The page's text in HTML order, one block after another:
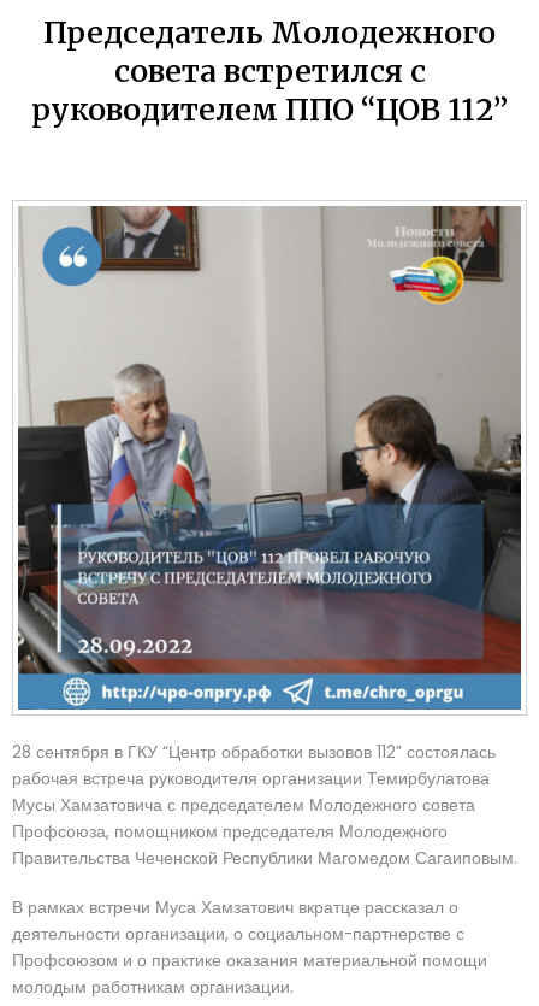
Председатель Молодежного
совета встретился с
руководителем ППО “ЦОВ 112”
28 сентября в ГКУ “Центр обработки вызовов 112” состоялась
рабочая встреча руководителя организации Темирбулатова
Мусы Хамзатовича с председателем Молодежного совета
Профсоюза, помощником председателя Молодежного
Правительства Чеченской Республики Магомедом Сагаиповым.
В рамках встречи Муса Хамзатович вкратце рассказал о
деятельности организации, о социальном-партнерстве с
Профсоюзом и о практике оказания материальной помощи
молодым работникам организации.